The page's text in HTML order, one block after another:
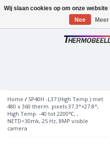
Toggle
Home / SP40H -L37 (High Temp.) met
480 x 360 therm. pixels 37.3°×27.8°,
High Temp. -40 tot 2200℃, ,
NETD<30mk, 25 Hz, 8MP visible
camera
Wij slaan cookies op om onze
Nee